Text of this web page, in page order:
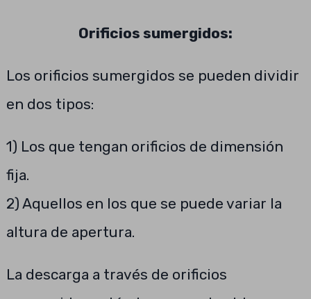
Orificios sumergidos:
Los orificios sumergidos se pueden dividir
en dos tipos:
1) Los que tengan orificios de dimensión
fija.
2) Aquellos en los que se puede variar la
altura de apertura.
La descarga a través de orificios